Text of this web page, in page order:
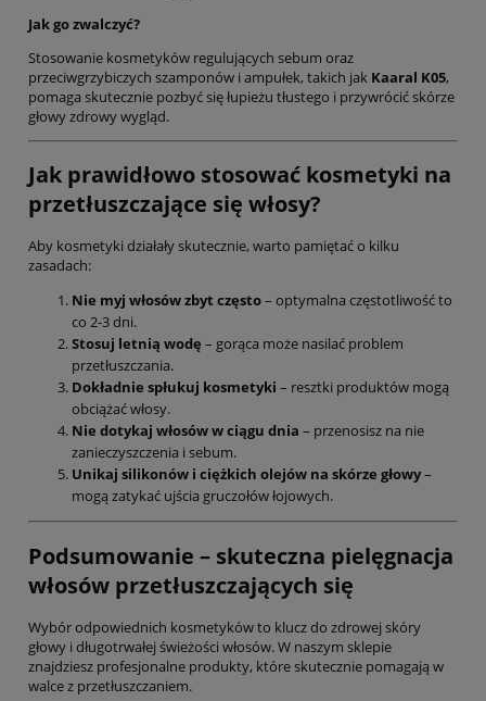
Jak go zwalczyć?
Stosowanie kosmetyków regulujących sebum oraz
przeciwgrzybiczych szamponów i ampułek, takich jak Kaaral K05,
pomaga skutecznie pozbyć się łupieżu tłustego i przywrócić skórze
głowy zdrowy wygląd.
Jak prawidłowo stosować kosmetyki na
przetłuszczające się włosy?
Aby kosmetyki działały skutecznie, warto pamiętać o kilku
zasadach:
Nie myj włosów zbyt często– optymalna częstotliwość to
co 2-3 dni.
Stosuj letnią wodę – gorąca może nasilać problem
przetłuszczania.
Dokładnie spłukuj kosmetyki – resztki produktów mogą
obciążać włosy.
Nie dotykaj włosów w ciągu dnia – przenosisz na nie
zanieczyszczenia i sebum.
Unikaj silikonów i ciężkich olejów na skórze głowy–
mogą zatykać ujścia gruczołów łojowych.
Podsumowanie – skuteczna pielęgnacja
włosów przetłuszczających się
Wybór odpowiednich kosmetyków to klucz do zdrowej skóry
głowy i długotrwałej świeżości włosów. W naszym sklepie
znajdziesz profesjonalne produkty, które skutecznie pomagają w
walce z przetłuszczaniem.